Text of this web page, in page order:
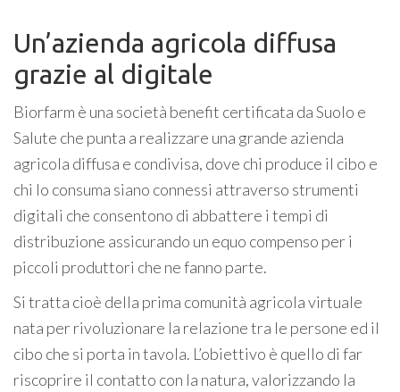
Un’azienda agricola diffusa
grazie al digitale
Biorfarm è una società benefit certificata da Suolo e
Salute che punta a realizzare una grande azienda
agricola diffusa e condivisa, dove chi produce il cibo e
chi lo consuma siano connessi attraverso strumenti
digitali che consentono di abbattere i tempi di
distribuzione assicurando un equo compenso per i
piccoli produttori che ne fanno parte.
Si tratta cioè della prima comunità agricola virtuale
nata per rivoluzionare la relazione tra le persone ed il
cibo che si porta in tavola. L’obiettivo è quello di far
riscoprire il contatto con la natura, valorizzando la